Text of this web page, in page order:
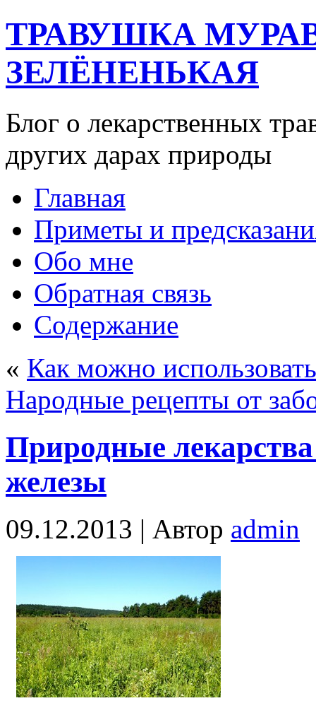
ТРАВУШКА
ЗЕЛЁНЕНЬКАЯ
Блог о лекарственных
других дарах природы
Главная
Приметы и
Обо мне
Обратная связь
Содержание
« Как можно
Народные рецепты от
Природные
железы
09.12.2013 | Автор admin